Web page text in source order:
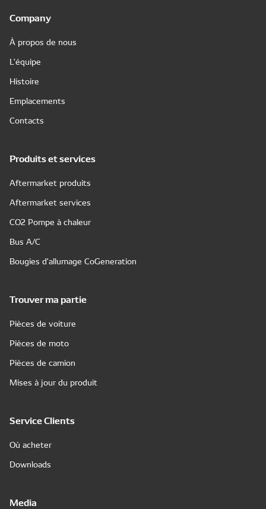
Company
À propos de nous
L'équipe
Histoire
Emplacements
Contacts
Produits et services
Aftermarket produits
Aftermarket services
CO2 Pompe à chaleur
Bus A/C
Bougies d'allumage CoGeneration
Trouver ma partie
Pièces de voiture
Pièces de moto
Pièces de camion
Mises à jour du produit
Service Clients
Où acheter
Downloads
Media